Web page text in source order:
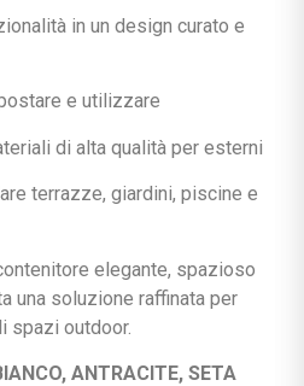
in un design curato e
e utilizzare
di alta qualità per esterni
terrazze, giardini, piscine e
elegante, spazioso
una soluzione raffinata per
spazi outdoor.
ANTRACITE, SETA